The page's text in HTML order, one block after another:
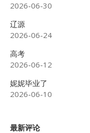
2026-06-30
辽源
2026-06-24
高考
2026-06-12
妮妮毕业了
2026-06-10
最新评论